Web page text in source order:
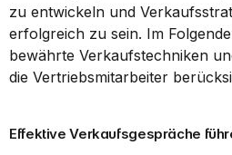
zu entwickeln und
erfolgreich zu sein. Im
bewährte Verkaufstechniken
die Vertriebsmitarbeiter
Effektive Verkaufsgespräche